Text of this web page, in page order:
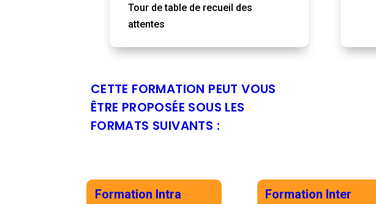
Tour de table de recueil des
attentes
CETTE FORMATION PEUT VOUS
ÊTRE PROPOSÉE SOUS LES
FORMATS SUIVANTS :
Formation Intra
Formation Inter